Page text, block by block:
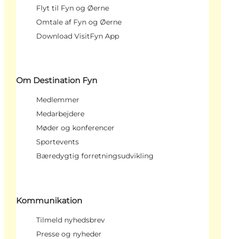
Flyt til Fyn og Øerne
Omtale af Fyn og Øerne
Download VisitFyn App
Om Destination Fyn
Medlemmer
Medarbejdere
Møder og konferencer
Sportevents
Bæredygtig forretningsudvikling
Kommunikation
Tilmeld nyhedsbrev
Presse og nyheder